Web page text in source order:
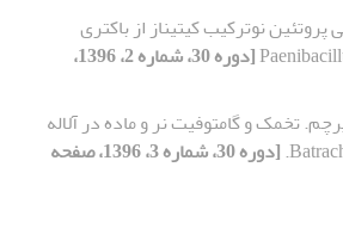
پروتئین نوترکیب کیتیناز از باکتری
[دوره 30، شماره 2، 1396،
تخمک و گامتوفیت نر و ماده در آلاله
[دوره 30، شماره 3، 1396، صفحه